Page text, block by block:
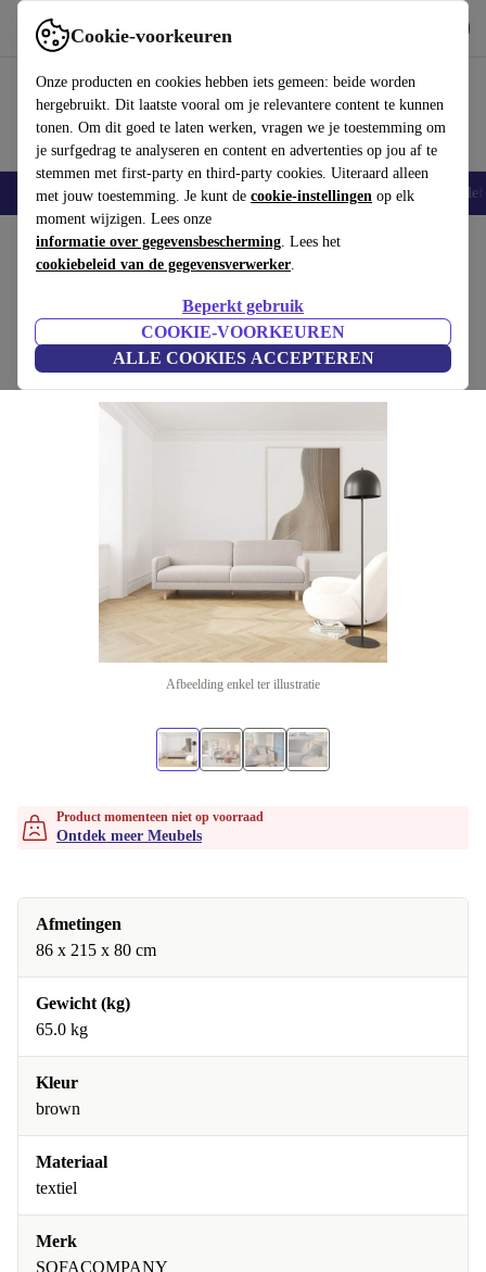
Cookie-voorkeuren
Onze producten en cookies hebben iets gemeen: beide worden
hergebruikt. Dit laatste vooral om je relevantere content te kunnen
tonen. Om dit goed te laten werken, vragen we je toestemming om
je surfgedrag te analyseren en content en advertenties op jou af te
stemmen met first-party en third-party cookies. Uiteraard alleen
met jouw toestemming. Je kunt de cookie-instellingen op elk
moment wijzigen. Lees onze
informatie over gegevensbescherming. Lees het
cookiebeleid van de gegevensverwerker.
Beperkt gebruik
COOKIE-VOORKEUREN
ALLE COOKIES ACCEPTEREN
Gebruik refurbed snel en eenvoudig
Smartphones Laptops Tablets Smartwatches Accessoires
Home Producten Huishouden Meubels
Landon bank 3-zits Agnes Brown
bruin
(Beoordelingen worden verzameld)
Afbeelding enkel ter illustratie
Product momenteen niet op voorraad
Ontdek meer Meubels
Afmetingen
86 x 215 x 80 cm
Gewicht (kg)
65.0 kg
Kleur
brown
Materiaal
textiel
Merk
SOFACOMPANY